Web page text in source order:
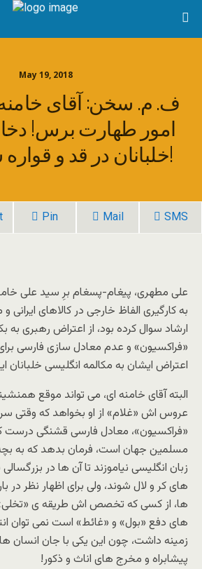
May 19, 2018
ف. م. سخن: آقای
امور طهارت برس!
خلبانان در قد و قواره شما نیست!
Pin Mail SMS
علی مطهری، پیغام-پسغام برِ سید علی
به کارگیری الفاظ خارجی در کالاهای ایرانی و
ارشاد سوال کرده بود، از اعتراض رهبری به
«فراکسیون» و عدم معادل سازی فارسی
اعتراض ایشان به مکالمه انگلیسی خلبانان
البته آقای خامنه ای، می تواند موقع
عروس اش «غلام» از او بخواهد که وقتی
«فراکسیون»، معادل فارسی قشنگی درست
مسلمین جهان است، فرمان بدهد که به
زبان انگلیسی نیاموزند تا آن ها در
های کر و لال شوند، ولی برای اظهار نظر در
ها، از کسی که تخصص اش طریقه ی
های دفع «بول» و «غائط» است نمی توان
زمینه داشت، چون این یکی با جان انسان ها
پیشابراه و مخرج های اناث و ذکور!